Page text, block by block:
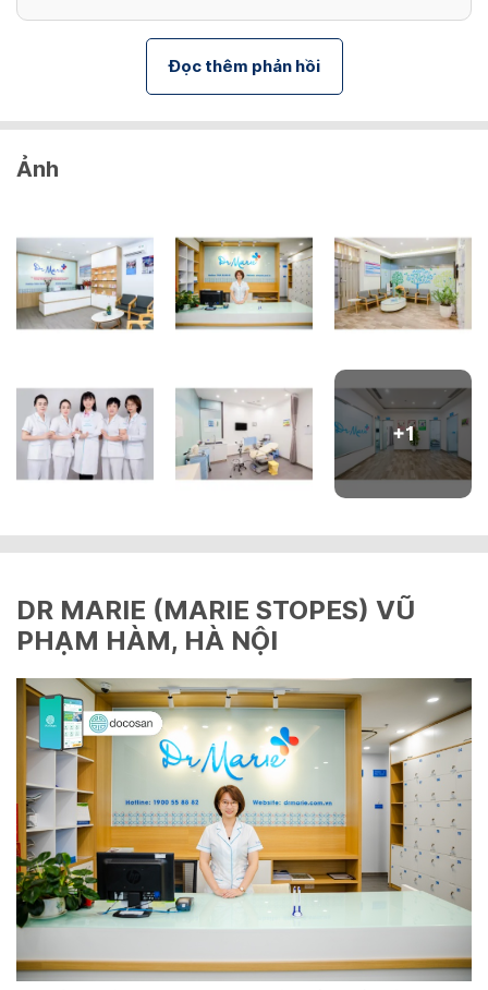
Đọc thêm phản hồi
Ảnh
+1
DR MARIE (MARIE STOPES) VŨ
PHẠM HÀM, HÀ NỘI